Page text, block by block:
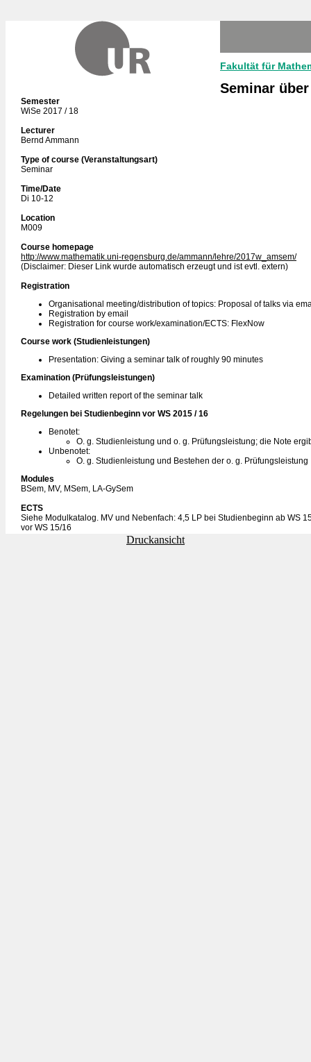
Fakultät für
Seminar
Semester
WiSe 2017 / 18
Lecturer
Bernd Ammann
Type of course (Veranstaltungsart)
Seminar
Time/Date
Di 10-12
Location
M009
Course homepage
http://www.mathematik.uni-regensburg.de/ammann/lehre/2017w_amsem/
(Disclaimer: Dieser Link wurde automatisch erzeugt und ist evtl. extern)
Registration
Organisational meeting/distribution of topics: Proposal of talks via
Registration by email
Registration for course work/examination/ECTS: FlexNow
Course work (Studienleistungen)
Presentation: Giving a seminar talk of roughly 90 minutes
Examination (Prüfungsleistungen)
Detailed written report of the seminar talk
Regelungen bei Studienbeginn vor WS 2015 / 16
Benotet:
O. g. Studienleistung und o. g. Prüfungsleistung; die Note
Unbenotet:
O. g. Studienleistung und Bestehen der o. g. Prüfungsleistung
Modules
BSem, MV, MSem, LA-GySem
ECTS
Siehe Modulkatalog. MV und Nebenfach: 4,5 LP bei Studienbeginn ab WS
vor WS 15/16
Druckansicht